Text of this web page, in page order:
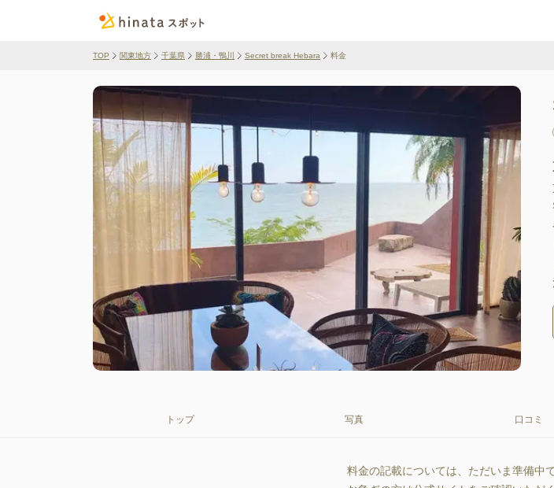
TOP 関東地方 千葉県 勝浦・鴨川 Secret break Hebara 料金
トップ 写真 口コミ
料金の記載については、ただいま準備中